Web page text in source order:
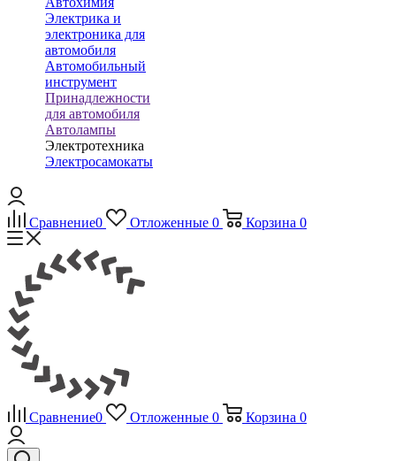
Электрика и
электроника для
автомобиля
Автомобильный
инструмент
Принадлежности
для автомобиля
Автолампы
Электротехника
Электросамокаты
Сравнение0 Отложенные 0 Корзина 0
Сравнение0 Отложенные 0 Корзина 0